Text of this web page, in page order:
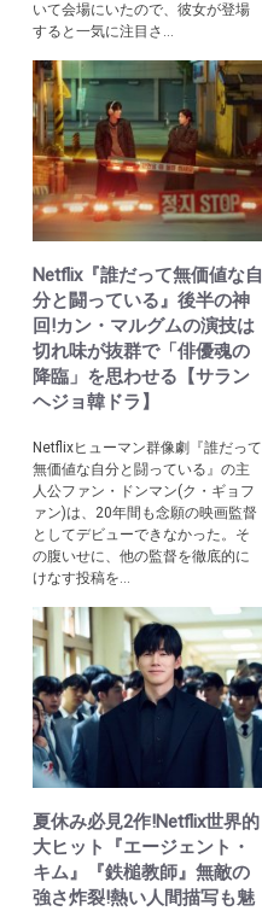
いて会場にいたので、彼女が登場
すると一気に注目さ...
Netflix『誰だって無価値な自
分と闘っている』後半の神
回!カン・マルグムの演技は
切れ味が抜群で「俳優魂の
降臨」を思わせる【サラン
ヘジョ韓ドラ】
Netflixヒューマン群像劇『誰だって
無価値な自分と闘っている』の主
人公ファン・ドンマン(ク・ギョフ
ァン)は、20年間も念願の映画監督
としてデビューできなかった。そ
の腹いせに、他の監督を徹底的に
けなす投稿を...
夏休み必見2作!Netflix世界的
大ヒット『エージェント・
キム』『鉄槌教師』無敵の
強さ炸裂!熱い人間描写も魅